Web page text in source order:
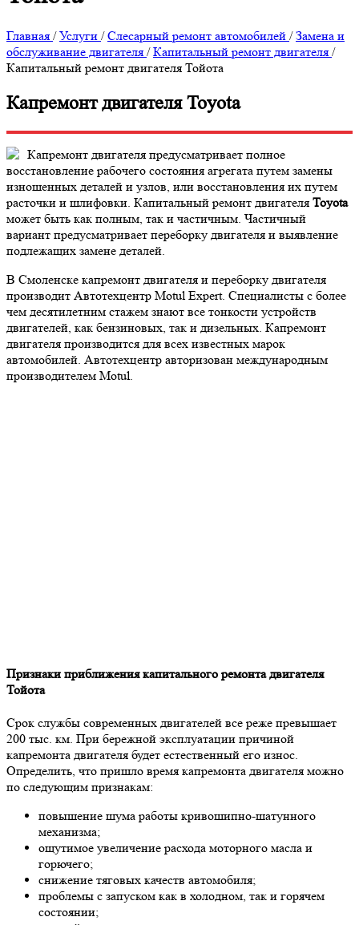
Главная /Услуги /Слесарный ремонт автомобилей /Замена и
обслуживание двигателя /Капитальный ремонт двигателя /
Капитальный ремонт двигателя Тойота
Капремонт двигателя Toyota
Капремонт двигателя предусматривает полное
восстановление рабочего состояния агрегата путем замены
изношенных деталей и узлов, или восстановления их путем
расточки и шлифовки. Капитальный ремонт двигателя Toyota
может быть как полным, так и частичным. Частичный
вариант предусматривает переборку двигателя и выявление
подлежащих замене деталей.
В Смоленске капремонт двигателя и переборку двигателя
производит Автотехцентр Motul Expert. Специалисты с более
чем десятилетним стажем знают все тонкости устройств
двигателей, как бензиновых, так и дизельных. Капремонт
двигателя производится для всех известных марок
автомобилей. Автотехцентр авторизован международным
производителем Motul.
Признаки приближения капитального ремонта двигателя
Тойота
Срок службы современных двигателей все реже превышает
200 тыс. км. При бережной эксплуатации причиной
капремонта двигателя будет естественный его износ.
Определить, что пришло время капремонта двигателя можно
по следующим признакам:
повышение шума работы кривошипно-шатунного
механизма;
ощутимое увеличение расхода моторного масла и
горючего;
снижение тяговых качеств автомобиля;
проблемы с запуском как в холодном, так и горячем
состоянии;